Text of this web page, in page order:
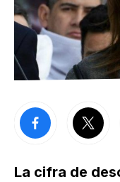
La cifra de